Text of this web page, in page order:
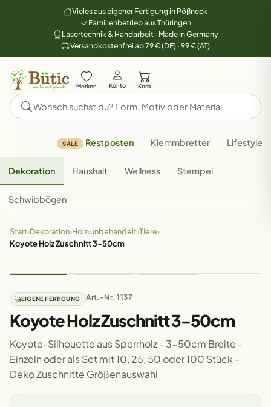
Vieles aus eigener Fertigung in Pößneck
Familienbetrieb aus Thüringen
Lasertechnik & Handarbeit · Made in Germany
Versandkostenfrei ab 79 € (DE) · 99 € (AT)
Merken Konto Korb
SALE Restposten Klemmbretter Lifestyle
Dekoration Haushalt Wellness Stempel
Schwibbögen
Start›Dekoration›Holz›unbehandelt›Tiere›
Koyote Holz Zuschnitt 3-50cm
EIGENE FERTIGUNG Art.-Nr. 1137
Koyote Holz Zuschnitt 3-50cm
Koyote-Silhouette aus Sperrholz - 3-50cm Breite -
Einzeln oder als Set mit 10, 25, 50 oder 100 Stück -
Deko Zuschnitte Größenauswahl